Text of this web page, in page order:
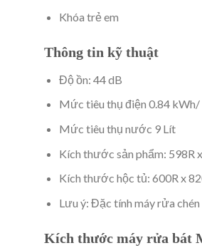
Khóa trẻ em
Thông tin kỹ thuật
Độ ồn: 44 dB
Mức tiêu thụ điện 0.84 kWh/
Mức tiêu thụ nước 9 Lít
Kích thước sản phẩm: 598R
Kích thước hộc tủ: 600R x
Lưu ý: Đặc tính máy rửa
Kích thước máy rửa bát